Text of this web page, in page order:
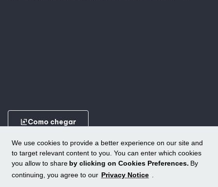
We use cookies to provide a better experience on our site and
to target relevant content to you. You can enter which cookies
you allow to share by clicking on Cookies Preferences. By
continuing, you agree to our Privacy Notice .
ungroupComo chegar